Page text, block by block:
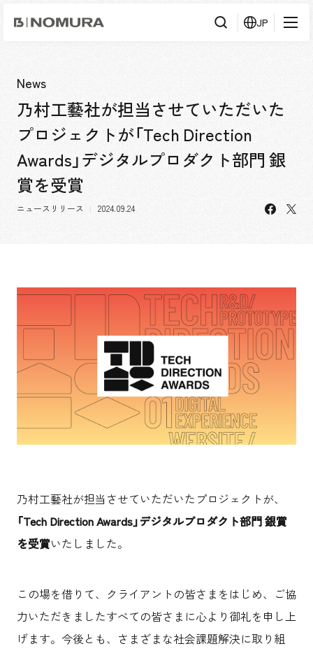
乃
村
工
JP
索
事業内容
事業内容TOP
市場領域
会社情報
会社情報TOP
実績紹介
エンターテインメント
コンベンション & イベント
パブリック
新卒採用
働く環境
派遣社員について
サステナビリティ
ニュース
よくあるご質問
協力会社様専用ページ
JP EN CN
空間づくりのプロセスをお届けしております
News
乃村工藝社が担当させていただいた
プロジェクトが「Tech Direction
Awards」デジタルプロダクト部門 銀
賞を受賞
ニュースリリース 2024.09.24 X
乃村工藝社が担当させていただいたプロジェクトが、
「Tech Direction Awards」デジタルプロダクト部門 銀賞
を受賞いたしました。
この場を借りて、クライアントの皆さまをはじめ、ご協
力いただきましたすべての皆さまに心より御礼を申し上
げます。今後とも、さまざまな社会課題解決に取り組